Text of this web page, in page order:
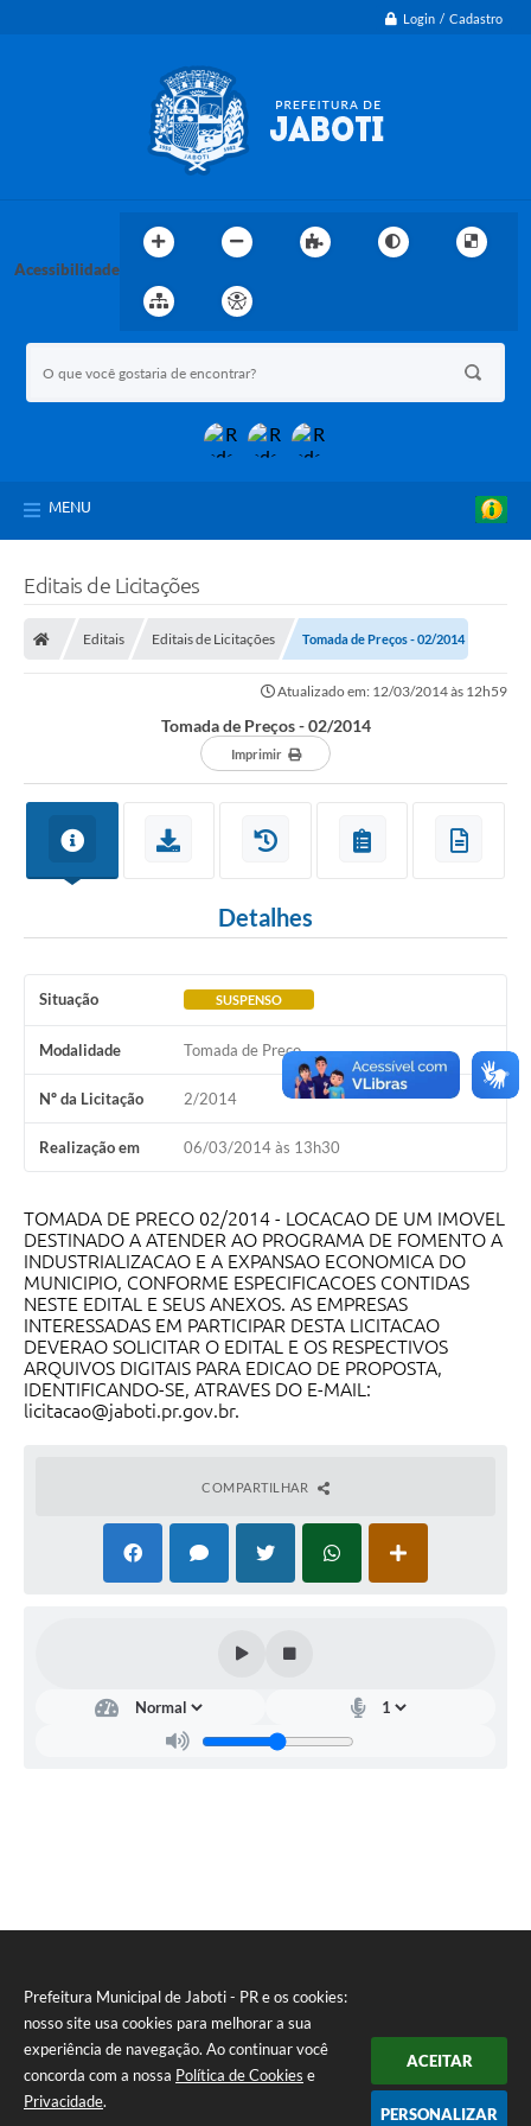
Prefeitura Municipal de Jaboti - PR e os cookies:
nosso site usa cookies para melhorar a sua
experiência de navegação. Ao continuar você
concorda com a nossa Política de Cookies e
Privacidade.
ACEITAR
PERSONALIZAR
Login / Cadastro
Acessibilidade
MENU
Editais de Licitações
Editais Editais de Licitações Tomada de Preços - 02/2014
Atualizado em: 12/03/2014 às 12h59
Tomada de Preços - 02/2014
Imprimir
Detalhes
Situação SUSPENSO
Modalidade Tomada de Preço
Nº da Licitação 2/2014
Realização em 06/03/2014 às 13h30
TOMADA DE PRECO 02/2014 - LOCACAO DE UM IMOVEL
DESTINADO A ATENDER AO PROGRAMA DE FOMENTO A
INDUSTRIALIZACAO E A EXPANSAO ECONOMICA DO
MUNICIPIO, CONFORME ESPECIFICACOES CONTIDAS
NESTE EDITAL E SEUS ANEXOS. AS EMPRESAS
INTERESSADAS EM PARTICIPAR DESTA LICITACAO
DEVERAO SOLICITAR O EDITAL E OS RESPECTIVOS
ARQUIVOS DIGITAIS PARA EDICAO DE PROPOSTA,
IDENTIFICANDO-SE, ATRAVES DO E-MAIL:
licitacao@jaboti.pr.gov.br.
COMPARTILHAR